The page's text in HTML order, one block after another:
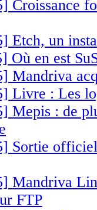
Croissance
Etch, un
Où en est
Mandriva
Livre : Les
Mepis : de
Sortie
Mandriva
FTP